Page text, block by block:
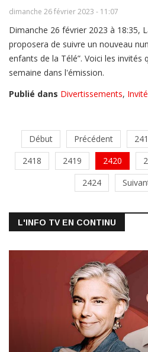
dimanche 26 février 2023 - 11:07
Dimanche 26 février 2023 à 18:35,
proposera de suivre un nouveau
enfants de la Télé”. Voici les invités
semaine dans l'émission.
Publié dans Divertissements,
Début Précédent
2418
2419 2420
2424
L'INFO TV EN CONTINU